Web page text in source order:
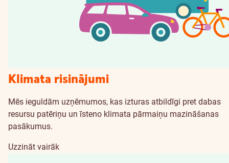
Klimata risinājumi
Mēs ieguldām uzņēmumos, kas izturas atbildīgi pret dabas
resursu patēriņu un īsteno klimata pārmaiņu mazināšanas
pasākumus.
Uzzināt vairāk